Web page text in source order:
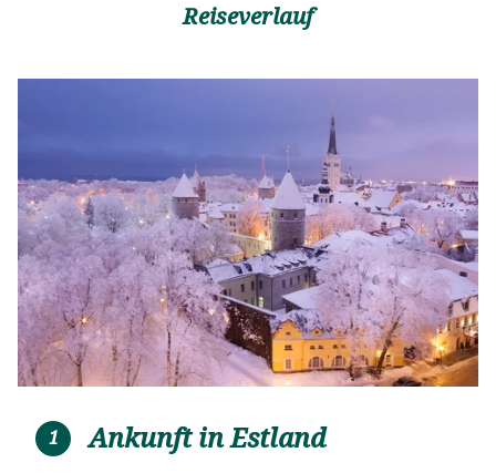
Reiseverlauf
1 Ankunft in Estland